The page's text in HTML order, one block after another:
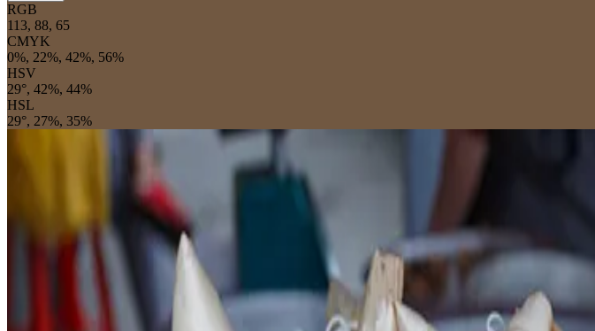
RGB
113, 88, 65
CMYK
0%, 22%, 42%, 56%
HSV
29°, 42%, 44%
HSL
29°, 27%, 35%